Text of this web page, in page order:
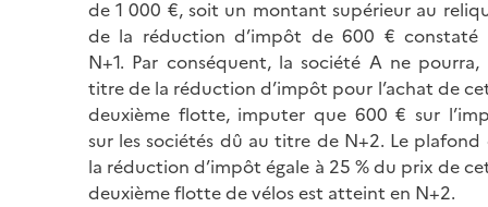
de 1 000 €, soit un montant supérieur au
de la réduction d’impôt de 600 € constaté
N+1. Par conséquent, la société A ne pourra,
titre de la réduction d’impôt pour l’achat de
deuxième flotte, imputer que 600 € sur
sur les sociétés dû au titre de N+2. Le plafond
la réduction d’impôt égale à 25 % du prix de
deuxième flotte de vélos est atteint en N+2.